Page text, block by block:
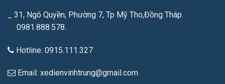
_ 31, Ngô Quyền, Phường 7, Tp Mỹ Tho,Đồng Tháp.
0981.888.578.
Hotline: 0915.111.327
Email: xedienvinhtrung@gmail.com